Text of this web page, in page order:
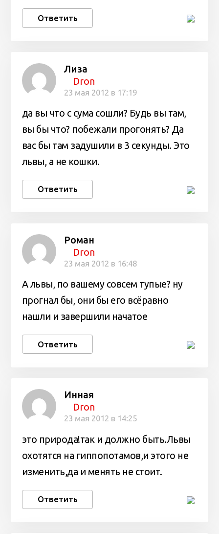
Ответить
Лиза
Dron
23 мая 2012 в 17:19
да вы что с сума сошли? Будь вы там,
вы бы что? побежали прогонять? Да
вас бы там задушили в 3 секунды. Это
львы, а не кошки.
Ответить
Роман
Dron
23 мая 2012 в 16:48
А львы, по вашему совсем тупые? ну
прогнал бы, они бы его всёравно
нашли и завершили начатое
Ответить
Инная
Dron
23 мая 2012 в 14:25
это природа!так и должно быть.Львы
охотятся на гиппопотамов,и этого не
изменить,да и менять не стоит.
Ответить